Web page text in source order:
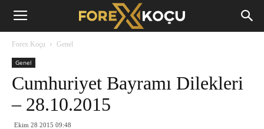
Forex
Forex Koçu Genel
Genel
Cumhuriyet Bayramı Dilekleri
– 28.10.2015
Ekim 28 2015 09:48